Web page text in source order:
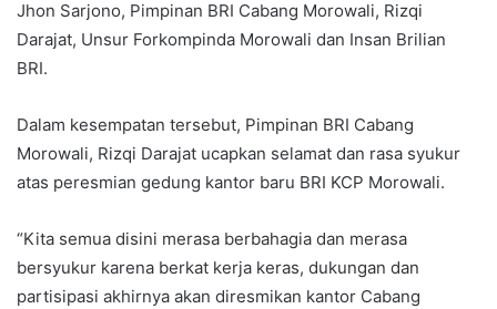
Jhon Sarjono, Pimpinan BRI Cabang Morowali, Rizqi
Darajat, Unsur Forkompinda Morowali dan Insan Brilian
BRI.
Dalam kesempatan tersebut, Pimpinan BRI Cabang
Morowali, Rizqi Darajat ucapkan selamat dan rasa syukur
atas peresmian gedung kantor baru BRI KCP Morowali.
“Kita semua disini merasa berbahagia dan merasa
bersyukur karena berkat kerja keras, dukungan dan
partisipasi akhirnya akan diresmikan kantor Cabang